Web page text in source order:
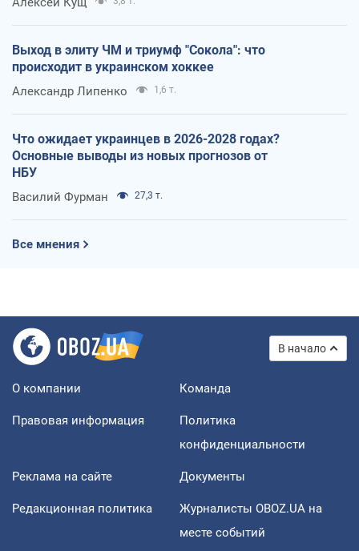
Выход в элиту ЧМ и триумф "Сокола": что
происходит в украинском хоккее
Александр Липенко 1,6 т.
Что ожидает украинцев в 2026-2028 годах?
Основные выводы из новых прогнозов от
НБУ
Василий Фурман 27,3 т.
Все мнения
В начало
О компании Команда
Правовая информация
Политика
конфиденциальности
Реклама на сайте Документы
Редакционная политика
Журналисты OBOZ.UA на
месте событий